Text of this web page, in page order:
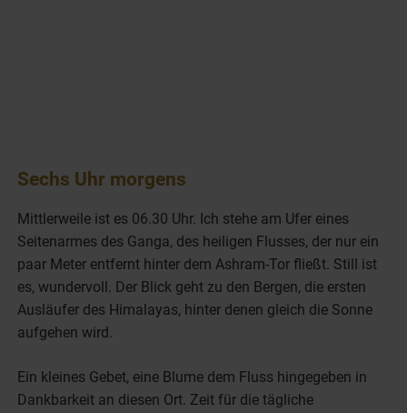
Sechs Uhr morgens
Mittlerweile ist es 06.30 Uhr. Ich stehe am Ufer eines
Seitenarmes des Ganga, des heiligen Flusses, der nur ein
paar Meter entfernt hinter dem Ashram-Tor fließt. Still ist
es, wundervoll. Der Blick geht zu den Bergen, die ersten
Ausläufer des Himalayas, hinter denen gleich die Sonne
aufgehen wird.
Ein kleines Gebet, eine Blume dem Fluss hingegeben in
Dankbarkeit an diesen Ort. Zeit für die tägliche